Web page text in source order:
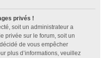
privés !
soit un administrateur a
privée sur le forum, soit un
de vous empêcher
plus d’informations, veuillez